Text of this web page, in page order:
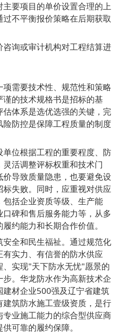
主要项目的单价设置合理的上
不平衡报价策略在后期获取
咨询或审计机构对工程结算进
需要技术性、规范性和策略
的技术规格书是招标的基
体系是选优选强的关键，完
防控是保障工程质量的制度
位根据工程的重要程度、防
活调整评标权重和技术门
导致质量隐患，也要避免设
失败。同时，应重视对供应
括企业资质等级、生产能
碑和售后服务能力等，从多
约能力和长期合作价值。
全和民生福祉。通过规范化
实力、有信誉的防水供应
、实现"天下防水无忧"愿景的
。华龙防水作为高新技术企
建材企业500强及辽宁省建筑
筑防水施工壹级资质，是行
业施工能力的综合型供应商
可靠的履约保障。